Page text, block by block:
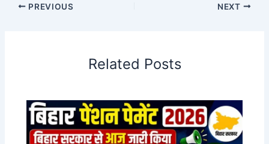
PREVIOUS NEXT
Related Posts